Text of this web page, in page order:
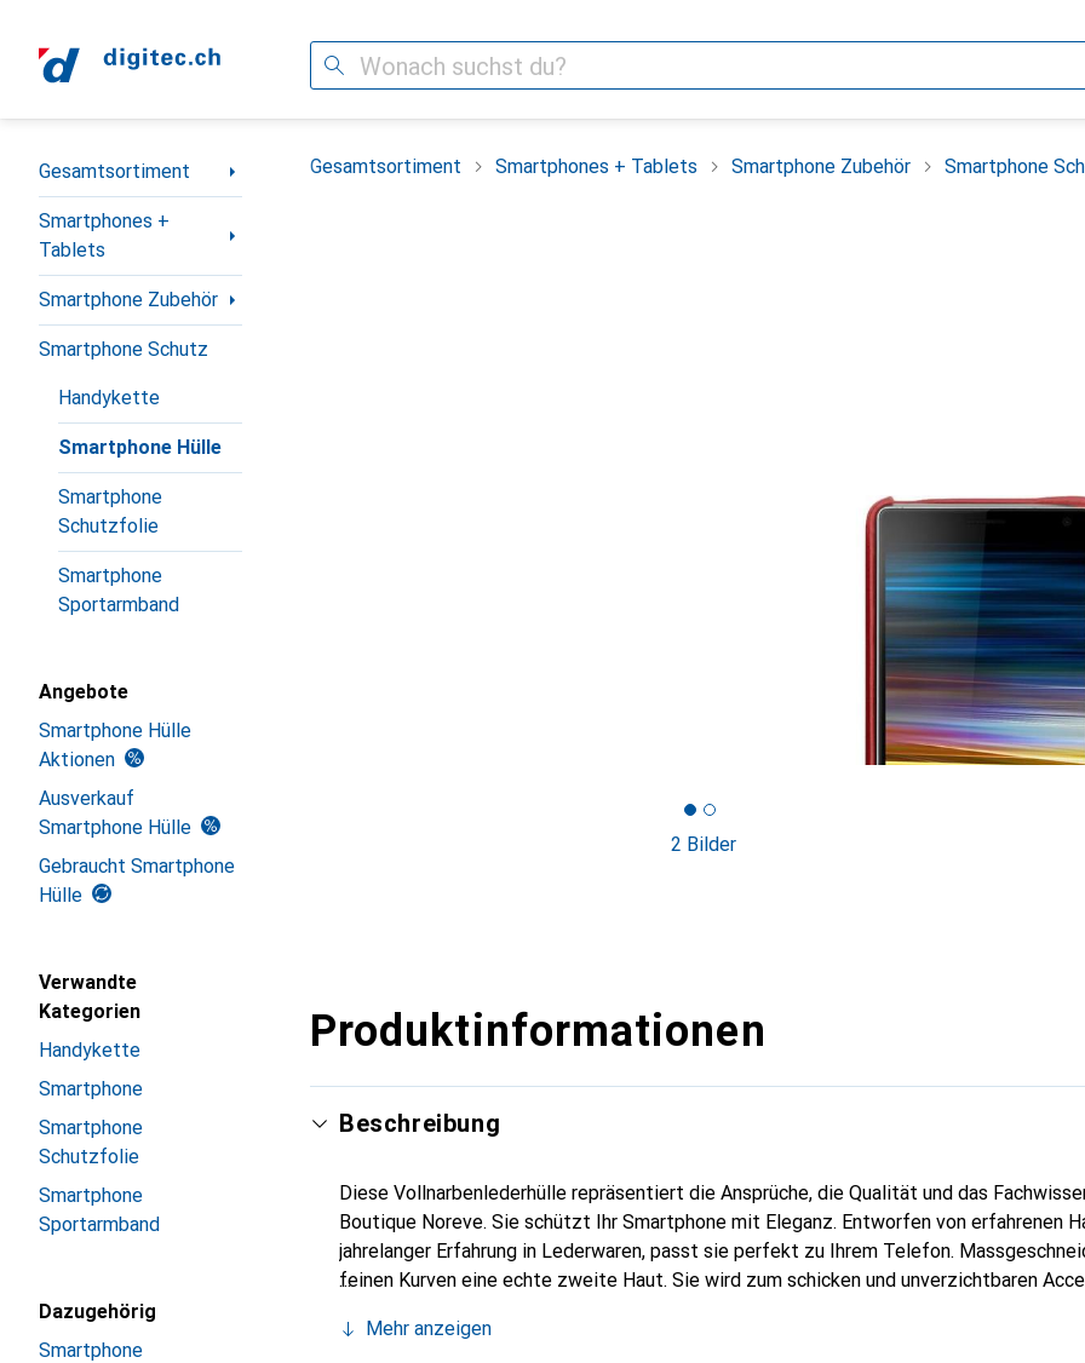
Suche
Navigation nach Kategorien
Gesamtsortiment
Smartphones +
Tablets
Smartphone Zubehör
Smartphone Schutz
Handykette
Smartphone Hülle
Smartphone
Schutzfolie
Smartphone
Sportarmband
Angebote
Smartphone Hülle
Aktionen
Ausverkauf
Smartphone Hülle
Gebraucht Smartphone
Hülle
Verwandte
Kategorien
Handykette
Smartphone
Smartphone
Schutzfolie
Smartphone
Sportarmband
Dazugehörig
Smartphone
Gesamtsortiment Smartphones + Tablets Smartphone Zubehör Smartphone
2 Bilder
Produktinformationen
Beschreibung
Diese Vollnarbenlederhülle repräsentiert die Ansprüche, die Qualität und das
Boutique Noreve. Sie schützt Ihr Smartphone mit Eleganz. Entworfen von erfahrenen
jahrelanger Erfahrung in Lederwaren, passt sie perfekt zu Ihrem Telefon.
feinen Kurven eine echte zweite Haut. Sie wird zum schicken und unverzichtbaren
Wahl für eine anspruchsvolle Kundschaft.
Mehr anzeigen